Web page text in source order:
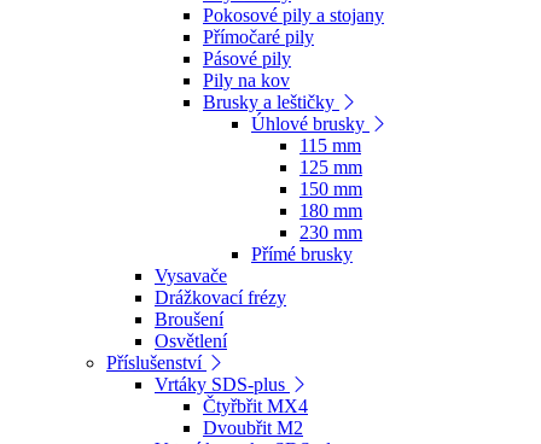
Pokosové pily a stojany
Přímočaré pily
Pásové pily
Pily na kov
Brusky a leštičky
Úhlové brusky
115 mm
125 mm
150 mm
180 mm
230 mm
Přímé brusky
Vysavače
Drážkovací frézy
Broušení
Osvětlení
Příslušenství
Vrtáky SDS-plus
Čtyřbřit MX4
Dvoubřit M2